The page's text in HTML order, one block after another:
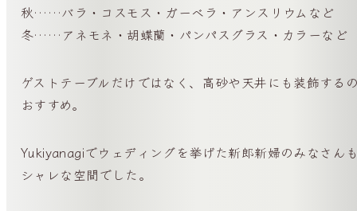
秋……バラ・コスモス・ガーベラ・アンスリウムなど
冬……アネモネ・胡蝶蘭・パンパスグラス・カラーなど
ゲストテーブルだけではなく、高砂や天井にも装飾する
おすすめ。
Yukiyanagiでウェディングを挙げた新郎新婦のみなさん
シャレな空間でした。